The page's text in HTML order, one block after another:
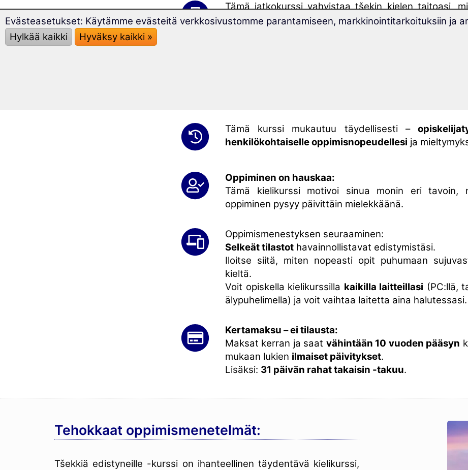
Tämä jatkokurssi vahvistaa tšekin kielen taitoasi,
saavuttanut alkeiskurssilla ”Opi tšekkiä”.
Tämä kurssi mukautuu täydellisesti –
henkilökohtaiselle oppimisnopeudellesi ja
Oppiminen on hauskaa:
Tämä kielikurssi motivoi sinua monin eri tavoin,
oppiminen pysyy päivittäin mielekkäänä.
Oppimismenestyksen seuraaminen:
Selkeät tilastot havainnollistavat edistymistäsi.
Iloitse siitä, miten nopeasti opit puhumaan
kieltä.
Voit opiskella kielikurssilla kaikilla laitteillasi (PC:llä,
älypuhelimella) ja voit vaihtaa laitetta aina halutessasi.
Kertamaksu – ei tilausta:
Maksat kerran ja saat vähintään 10 vuoden pääsyn
mukaan lukien ilmaiset päivitykset.
Lisäksi: 31 päivän rahat takaisin -takuu.
Tehokkaat oppimismenetelmät:
Tšekkiä edistyneille -kurssi on ihanteellinen täydentävä kielikurssi,
Evästeasetukset: Käytämme evästeitä verkkosivustomme parantamiseen, markkinointitarkoituksiin ja
Hylkää kaikki
Hyväksy kaikki »